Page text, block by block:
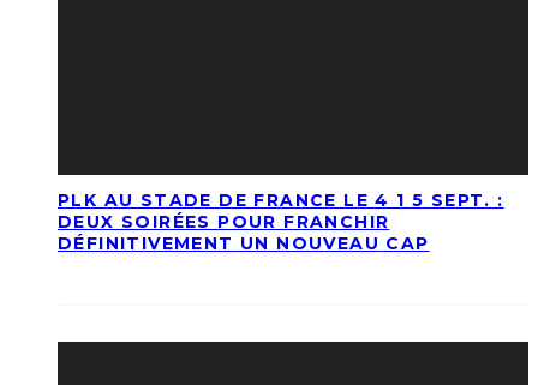
PLK AU STADE DE FRANCE LE 4 1 5 SEPT. :
DEUX SOIRÉES POUR FRANCHIR
DÉFINITIVEMENT UN NOUVEAU CAP